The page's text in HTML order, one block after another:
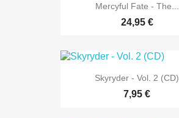
Mercyful Fate - The...
24,95 €
Skyryder - Vol. 2 (CD)
7,95 €